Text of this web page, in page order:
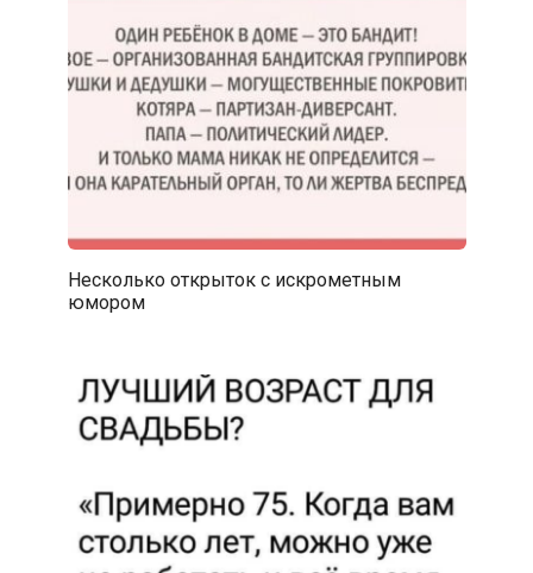
Несколько открыток с искрометным
юмором